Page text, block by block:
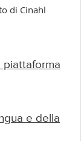
di Cinahl
piattaforma
e della